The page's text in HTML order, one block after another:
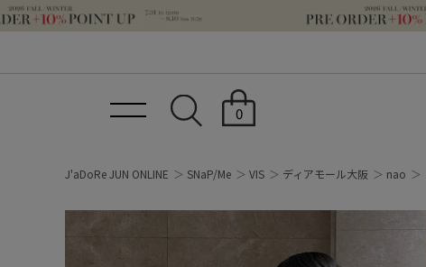
0
J'aDoRe JUN ONLINE SNaP/Me VIS ディアモール大阪 nao